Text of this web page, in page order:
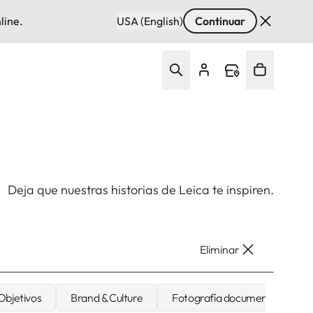
USA (English) Continuar
Deja que nuestras historias de Leica te inspiren.
Eliminar
Brand & Culture Fotografía documental y de